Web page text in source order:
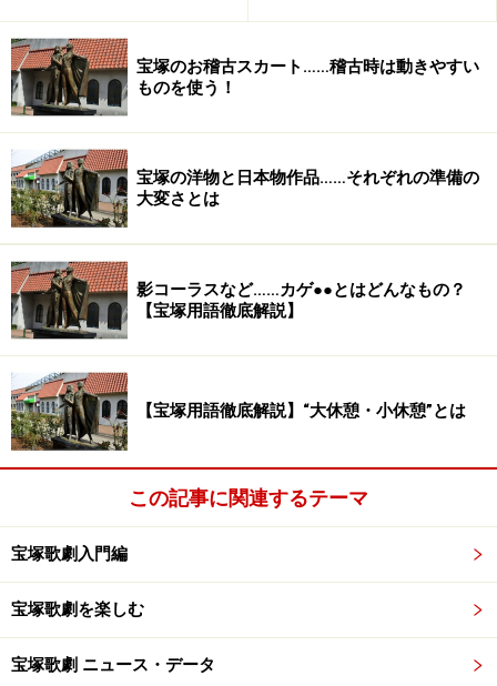
宝塚歌劇団
宝塚大劇場の隣に宝塚歌劇団のビルがあります。
そこには大小様々な稽古場があり、そこで稽古をしま
す。
宝塚大劇場以外の公演でも、この劇団で稽古をします。
宝塚のお稽古スカート……稽古時は動きやすい
ものを使う！
宝塚の洋物と日本物作品……それぞれの準備の
大変さとは
影コーラスなど……カゲ●●とはどんなもの？
【宝塚用語徹底解説】
【宝塚用語徹底解説】“大休憩・小休憩”とは
この記事に関連するテーマ
宝塚歌劇入門編
宝塚歌劇を楽しむ
宝塚歌劇 ニュース・データ